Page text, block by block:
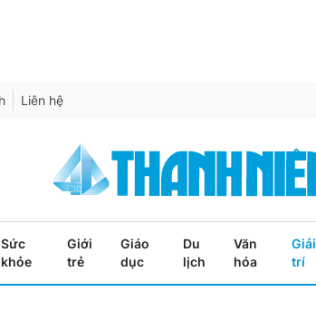
Liên hệ
Sức
khỏe
Giới
trẻ
Giáo
dục
Du
lịch
Văn
hóa
Giải
trí